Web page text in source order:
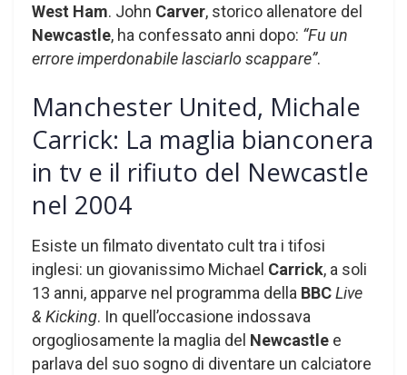
West Ham. John Carver, storico allenatore del
Newcastle, ha confessato anni dopo: “Fu un
errore imperdonabile lasciarlo scappare”.
Manchester United, Michale
Carrick: La maglia bianconera
in tv e il rifiuto del Newcastle
nel 2004
Esiste un filmato diventato cult tra i tifosi
inglesi: un giovanissimo Michael Carrick, a soli
13 anni, apparve nel programma della BBCLive
& Kicking. In quell’occasione indossava
orgogliosamente la maglia del Newcastle e
parlava del suo sogno di diventare un calciatore